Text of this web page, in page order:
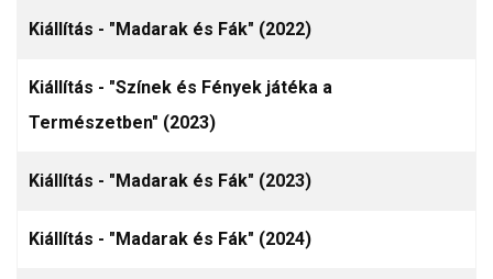
Kiállítás - "Madarak és Fák" (2022)
Kiállítás - "Színek és Fények játéka a
Természetben" (2023)
Kiállítás - "Madarak és Fák" (2023)
Kiállítás - "Madarak és Fák" (2024)